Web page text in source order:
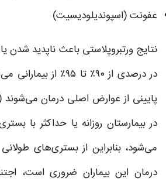
عفونت (اسپوندیلودیسیت)
نتایج ورتبروپلاستی باعث ناپدید شدن
در درصدی از ۹۰٪ تا ۹۵٪
در بیمارستان روزانه یا حداکثر با
می‌شود، بنابراین از بستری‌های
درمان این بیماران ضروری است،